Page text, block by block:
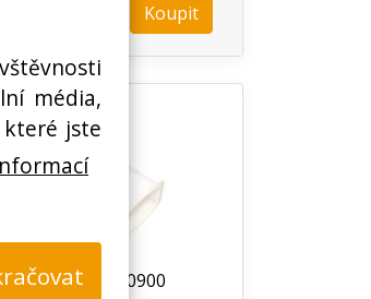
média,
jste
Koupit
N00100440900